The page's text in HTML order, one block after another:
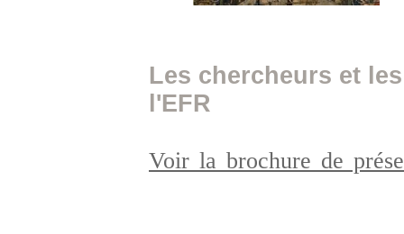
Les chercheurs et
l'EFR
Voir la brochure de